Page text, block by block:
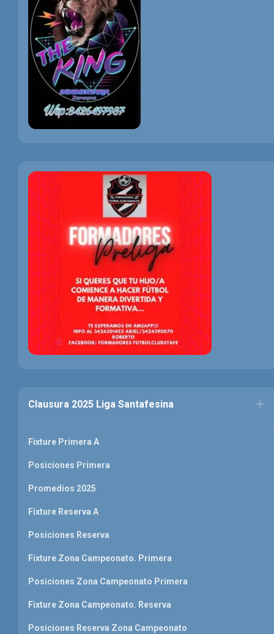
Clausura 2025 Liga Santafesina
Fixture Primera A
Posiciones Primera
Promedios 2025
Fixture Reserva A
Posiciones Reserva
Fixture Zona Campeonato. Primera
Posiciones Zona Campeonato Primera
Fixture Zona Campeonato. Reserva
Posiciones Reserva Zona Campeonato